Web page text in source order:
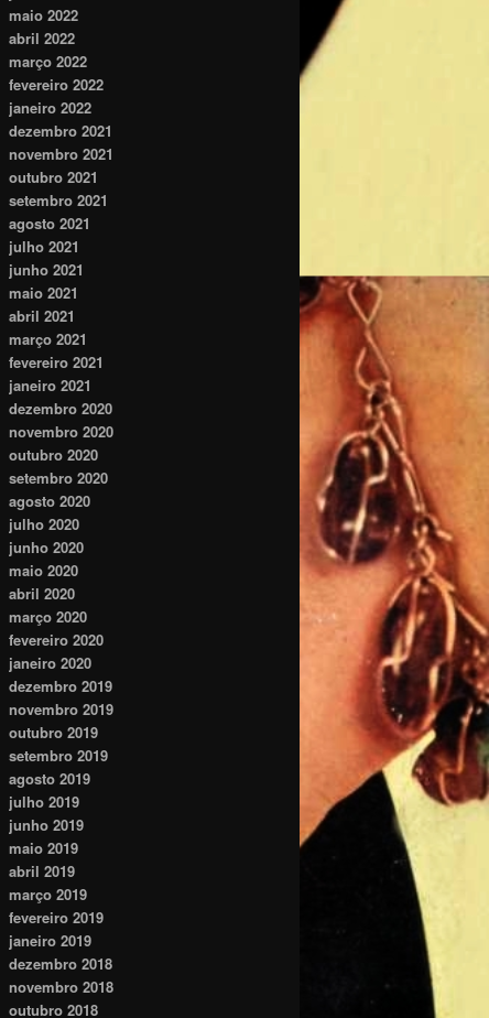
maio 2022
abril 2022
março 2022
fevereiro 2022
janeiro 2022
dezembro 2021
novembro 2021
outubro 2021
setembro 2021
agosto 2021
julho 2021
junho 2021
maio 2021
abril 2021
março 2021
fevereiro 2021
janeiro 2021
dezembro 2020
novembro 2020
outubro 2020
setembro 2020
agosto 2020
julho 2020
junho 2020
maio 2020
abril 2020
março 2020
fevereiro 2020
janeiro 2020
dezembro 2019
novembro 2019
outubro 2019
setembro 2019
agosto 2019
julho 2019
junho 2019
maio 2019
abril 2019
março 2019
fevereiro 2019
janeiro 2019
dezembro 2018
novembro 2018
outubro 2018